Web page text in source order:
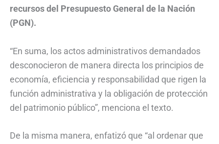
recursos del Presupuesto General de la Nación
(PGN).
“En suma, los actos administrativos demandados
desconocieron de manera directa los principios de
economía, eficiencia y responsabilidad que rigen la
función administrativa y la obligación de protección
del patrimonio público”, menciona el texto.
De la misma manera, enfatizó que “al ordenar que